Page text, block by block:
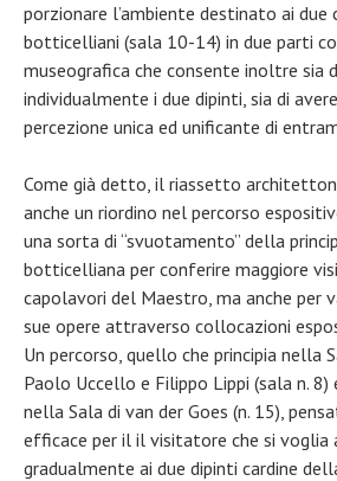
porzionare l’ambiente destinato ai due
botticelliani (sala 10-14) in due parti
museografica che consente inoltre sia
individualmente i due dipinti, sia di
percezione unica ed unificante di
Come già detto, il riassetto
anche un riordino nel percorso
una sorta di “svuotamento” della
botticelliana per conferire maggiore
capolavori del Maestro, ma anche per
sue opere attraverso collocazioni
Un percorso, quello che principia nella
Paolo Uccello e Filippo Lippi (sala n. 8)
nella Sala di van der Goes (n. 15),
efficace per il il visitatore che si voglia
gradualmente ai due dipinti cardine